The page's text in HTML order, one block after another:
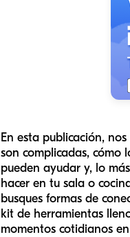
En esta publicación,
son complicadas, cómo
pueden ayudar y, lo
hacer en tu sala o
busques formas de
kit de herramientas
momentos cotidianos